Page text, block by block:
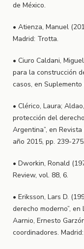
de México.
• Atienza, Manuel
Madrid: Trotta.
• Ciuro Caldani,
para la construcción
casos, en
• Clérico, Laura;
protección del
Argentina”, en
año 2015, pp. 239-275.
• Dworkin, Ronald
Review, vol. 88, 6.
• Eriksson, Lars D.
derecho moderno”,
Aarnio, Ernesto
coordinadores.